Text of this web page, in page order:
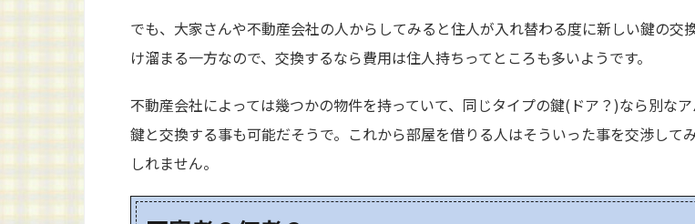
でも、大家さんや不動産会社の人からしてみると住人が入れ替わる度に新しい鍵の交
け溜まる一方なので、交換するなら費用は住人持ちってところも多いようです。
不動産会社によっては幾つかの物件を持っていて、同じタイプの鍵(ドア？)なら別な
鍵と交換する事も可能だそうで。これから部屋を借りる人はそういった事を交渉して
しれません。